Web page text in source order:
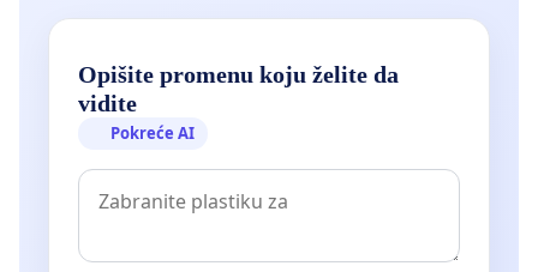
Opišite promenu koju želite da
vidite
Pokreće AI